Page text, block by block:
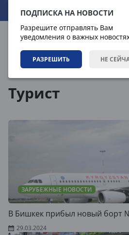
ПОДПИСКА НА НОВОСТИ
Разрешите отправлять Вам
уведомления о важных
РАЗРЕШИТЬ НЕ
07.08.2026 16:02:38
Турист
ЗАРУБЕЖНЫЕ НОВОСТИ
В Бишкек прибыл новый борт
29.03.2024